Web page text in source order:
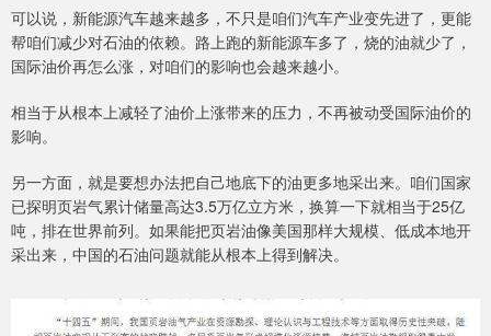
可以说，新能源汽车越来越多，不只是咱们汽车产业变先进了，更能
帮咱们减少对石油的依赖。路上跑的新能源车多了，烧的油就少了，
国际油价再怎么涨，对咱们的影响也会越来越小。
相当于从根本上减轻了油价上涨带来的压力，不再被动受国际油价的
影响。
另一方面，就是要想办法把自己地底下的油更多地采出来。咱们国家
已探明页岩气累计储量高达3.5万亿立方米，换算一下就相当于25亿
吨，排在世界前列。如果能把页岩油像美国那样大规模、低成本地开
采出来，中国的石油问题就能从根本上得到解决。